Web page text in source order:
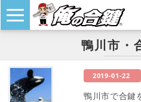
鴨川市・
2019-01-22
鴨川市で合鍵